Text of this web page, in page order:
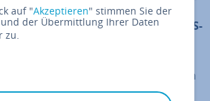
der Op­ti­mie­rung der Ladezeit
dieef­fi­zi­en­te Hand­ha­bung von CSS-
Kom­pri­mie­rung und Best
die Per­for­mance erheblich ver­bes­
La­de­zei­ten und einer besseren
auf "Akzeptieren" stimmen Sie der
der Übermittlung Ihrer Daten
zu.